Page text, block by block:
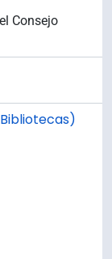
Consejo